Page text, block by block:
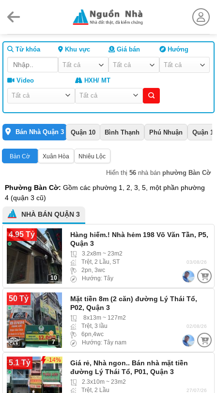
Từ khóa Khu vực Giá bán Hướng
Video HXH/ MT
Bán Nhà Quận 3 Quận 10 Bình Thạnh Phú Nhuận Quận 1
Bàn Cờ Xuân Hòa Nhiêu Lộc
Hiển thị 56 nhà bán phường Bàn Cờ
Phường Bàn Cờ: Gồm các phường 1, 2, 3, 5, một phần phường
4 (quận 3 cũ)
NHÀ BÁN QUẬN 3
4.95 Tỷ
10
Hàng hiếm.! Nhà hẻm 198 Võ Văn Tần, P5,
Quận 3
3.2x8m ~ 23m2
Trệt, 2 Lầu, ST
2pn, 3wc
Hướng: Tây
03/08/26
50 Tỷ
7
Mặt tiền 8m (2 căn) đường Lý Thái Tổ,
P02, Quận 3
8x13m ~ 127m2
Trệt, 3 lầu
6pn,4wc
Hướng: Tây nam
02/08/26
5.1 Tỷ -14%
Giá rẻ, Nhà ngon.. Bán nhà mặt tiền
đường Lý Thái Tổ, P01, Quận 3
2.3x10m ~ 23m2
Trệt, 2 Lầu
27/07/26